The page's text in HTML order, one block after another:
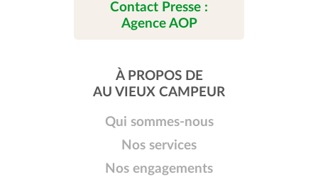
Contact Presse :
Agence AOP
À PROPOS DE
AU VIEUX CAMPEUR
Qui sommes-nous
Nos services
Nos engagements